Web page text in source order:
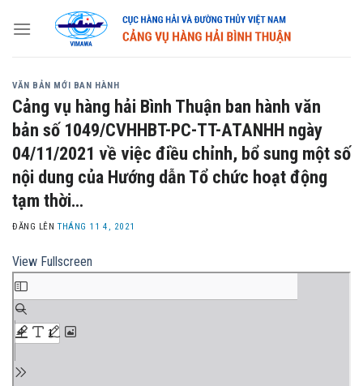
VĂN BẢN MỚI BAN HÀNH
Cảng vụ hàng hải Bình Thuận ban hành văn
bản số 1049/CVHHBT-PC-TT-ATANHH ngày
04/11/2021 về việc điều chỉnh, bổ sung một số
nội dung của Hướng dẫn Tổ chức hoạt động
tạm thời…
ĐĂNG LÊNTHÁNG 11 4, 2021
View Fullscreen